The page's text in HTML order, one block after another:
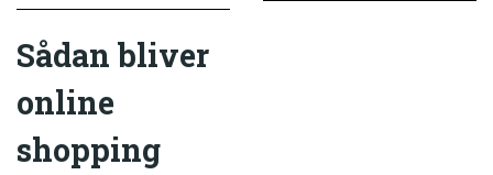
Sådan bliver
online
shopping